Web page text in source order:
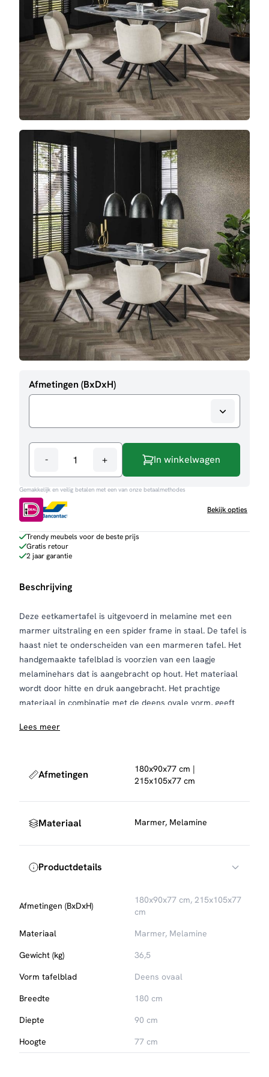
Afmetingen (BxDxH)
-
Dewi
aantal
+ In winkelwagen
Gemakkelijk en veilig betalen met een van onze betaalmethodes
Bekijk opties
Trendy meubels voor de beste prijs
Gratis retour
2 jaar garantie
Beschrijving
Deze eetkamertafel is uitgevoerd in melamine met een
marmer uitstraling en een spider frame in staal. De tafel is
haast niet te onderscheiden van een marmeren tafel. Het
handgemaakte tafelblad is voorzien van een laagje
melaminehars dat is aangebracht op hout. Het materiaal
wordt door hitte en druk aangebracht. Het prachtige
materiaal in combinatie met de deens ovale vorm, geeft
verkrijgbaar in twee maten, namelijk 180 cm en 215 cm.
Lees meer
Afmetingen
180x90x77 cm |
215x105x77 cm
Materiaal Marmer, Melamine
Productdetails
Afmetingen (BxDxH)
180x90x77 cm, 215x105x77
cm
Materiaal
Marmer, Melamine
Gewicht (kg)
36,5
Vorm tafelblad
Deens ovaal
Breedte
180 cm
Diepte
90 cm
Hoogte
77 cm